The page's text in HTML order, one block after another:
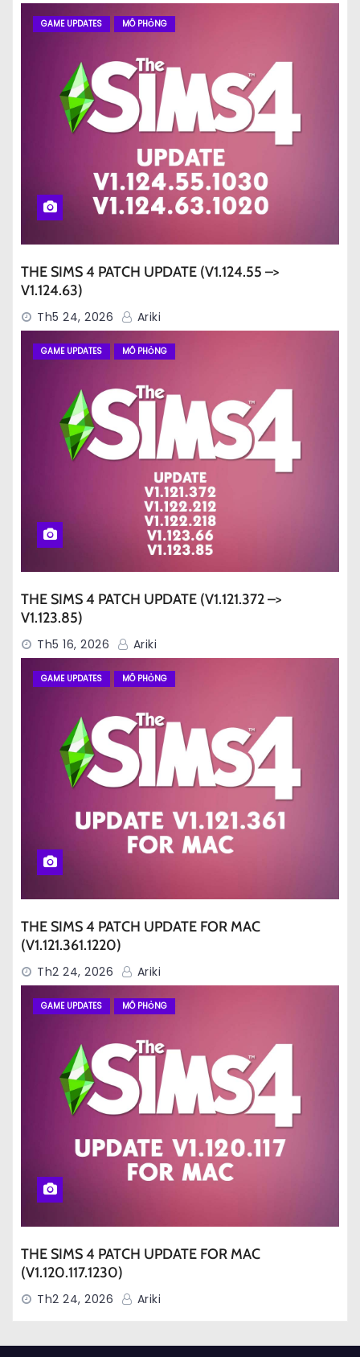
GAME UPDATES MÔ PHỎNG
THE SIMS 4 PATCH UPDATE (V1.124.55 –>
V1.124.63)
Th5 24, 2026 Ariki
GAME UPDATES MÔ PHỎNG
THE SIMS 4 PATCH UPDATE (V1.121.372 –>
V1.123.85)
Th5 16, 2026 Ariki
GAME UPDATES MÔ PHỎNG
THE SIMS 4 PATCH UPDATE FOR MAC
(V1.121.361.1220)
Th2 24, 2026 Ariki
GAME UPDATES MÔ PHỎNG
THE SIMS 4 PATCH UPDATE FOR MAC
(V1.120.117.1230)
Th2 24, 2026 Ariki